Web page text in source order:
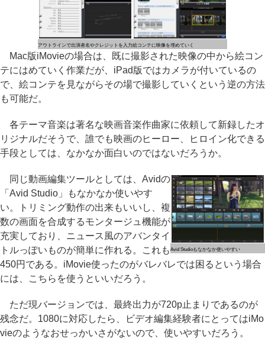
アウトラインで出演者名やクレジットを入力絵コンテに映像を埋めていく
Mac版iMovieの場合は、既に撮影された映像の中から絵コン
テにはめていく作業だが、iPad版ではカメラが付いているの
で、絵コンテを見ながらその場で撮影していくという逆の方法
も可能だ。
各テーマ音楽は著名な映画音楽作曲家に依頼して新録したオ
リジナルだそうで、誰でも映画のヒーロー、ヒロイン化できる
手段としては、なかなか面白いのではないだろうか。
Avid Studioもなかなか使いやすい
同じ動画編集ツールとしては、Avidの
「Avid Studio」もなかなか使いやす
い。トリミング動作の出来もいいし、複
数の画面を合成するモンタージュ機能が
充実しており、ニュース風のアバンタイ
トルっぽいものが簡単に作れる。これも
450円である。iMovie使ったのがバレバレでは困るという場合
には、こちらを使うといいだろう。
ただ現バージョンでは、最終出力が720p止まりであるのが
残念だ。1080に対応したら、ビデオ編集経験者にとってはiMo
vieのようなおせっかいさがないので、使いやすいだろう。